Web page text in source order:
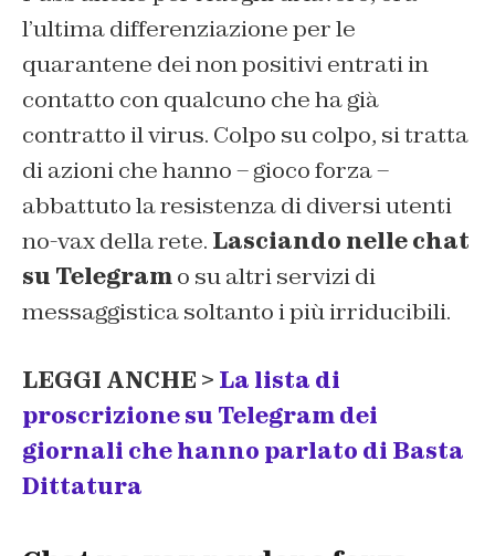
l’ultima differenziazione per le
quarantene dei non positivi entrati in
contatto con qualcuno che ha già
contratto il virus. Colpo su colpo, si tratta
di azioni che hanno – gioco forza –
abbattuto la resistenza di diversi utenti
no-vax della rete. Lasciando nelle chat
su Telegramo su altri servizi di
messaggistica soltanto i più irriducibili.
LEGGI ANCHE > La lista di
proscrizione su Telegram dei
giornali che hanno parlato di Basta
Dittatura